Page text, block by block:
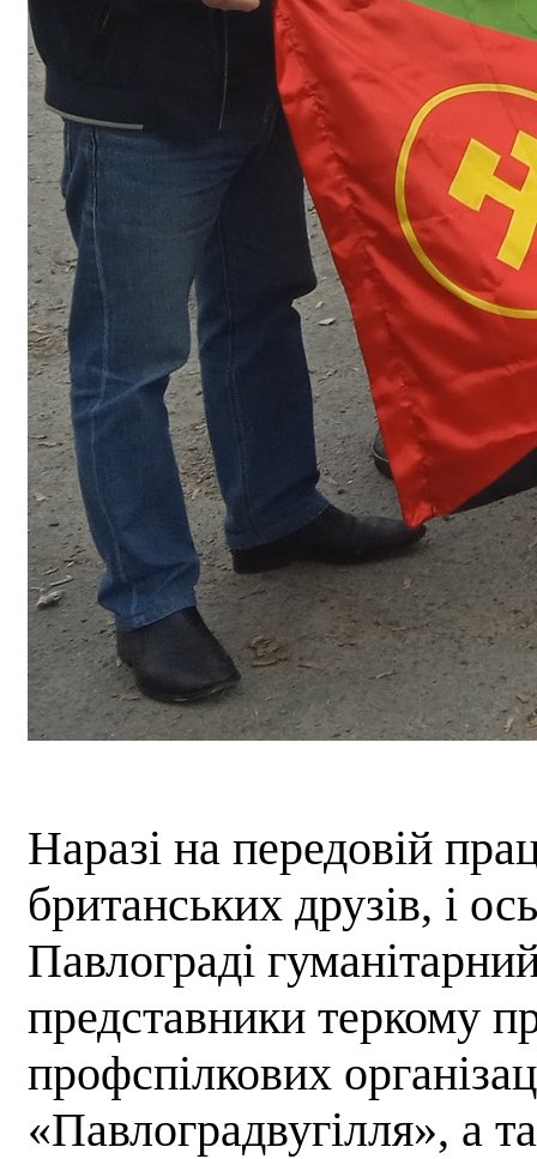
Наразі на передовій
британських друзів, і
Павлограді
представники теркому
профспілкових
«Павлоградвугілля», а